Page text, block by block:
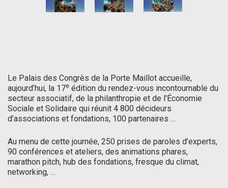
Le Palais des Congrès de la Porte Maillot accueille,
aujourd’hui, la 17e édition du rendez-vous incontournable du
secteur associatif, de la philanthropie et de l'Économie
Sociale et Solidaire qui réunit 4 800 décideurs
d’associations et fondations, 100 partenaires …
Au menu de cette journée, 250 prises de paroles d’experts,
90 conférences et ateliers, des animations phares,
marathon pitch, hub des fondations, fresque du climat,
networking, …